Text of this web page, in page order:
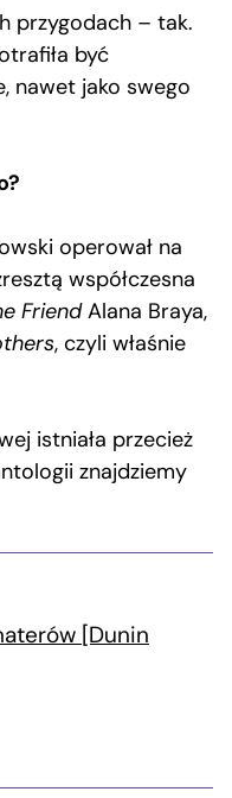
przygodach – tak.
być
nawet jako swego
operował na
współczesna
FriendAlana Braya,
, czyli właśnie
istniała przecież
znajdziemy
[Dunin